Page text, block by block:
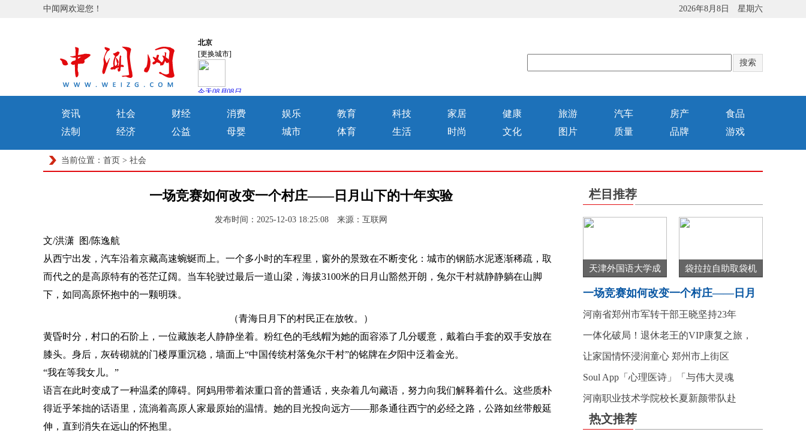
中闻网欢迎您！ 2026年8月8日 星期六
资讯 社会 财经 消费 娱乐 教育 科技 家居 健康 旅游 汽车 房产
食品
法制
经济 公益 母婴 城市 体育 生活 时尚 文化 图片 质量 品牌 游戏
当前位置： 首页 > 社会
一场竞赛如何改变一个村庄——日月山下的十年实验
发布时间：2025-12-03 18:25:08 来源：互联网
文/洪潇 图/陈逸航
从西宁出发，汽车沿着京藏高速蜿蜒而上。一个多小时的车程里，窗外的景致在不断变化：城市的钢筋水泥逐渐稀疏，取
而代之的是高原特有的苍茫辽阔。当车轮驶过最后一道山梁，海拔3100米的日月山豁然开朗，兔尔干村就静静躺在山脚
下，如同高原怀抱中的一颗明珠。
（青海日月下的村民正在放牧。）
黄昏时分，村口的石阶上，一位藏族老人静静坐着。粉红色的毛线帽为她的面容添了几分暖意，戴着白手套的双手安放在
膝头。身后，灰砖砌就的门楼厚重沉稳，墙面上“中国传统村落兔尔干村”的铭牌在夕阳中泛着金光。
“我在等我女儿。”
语言在此时变成了一种温柔的障碍。阿妈用带着浓重口音的普通话，夹杂着几句藏语，努力向我们解释着什么。这些质朴
得近乎笨拙的话语里，流淌着高原人家最原始的温情。她的目光投向远方——那条通往西宁的必经之路，公路如丝带般延
伸，直到消失在远山的怀抱里。
栏目推荐
天津外国语大学成 袋拉拉自助取袋机
一场竞赛如何改变一个村庄——日月
河南省郑州市军转干部王晓坚持23年
一体化破局！退休老王的VIP康复之旅，
让家国情怀浸润童心 郑州市上街区
Soul App「心理医诗」「与伟大灵魂
河南职业技术学院校长夏新颜带队赴
热文推荐